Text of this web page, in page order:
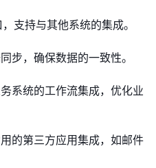
支持与其他系统的集成。
步，确保数据的一致性。
系统的工作流集成，优化业
的第三方应用集成，如邮件